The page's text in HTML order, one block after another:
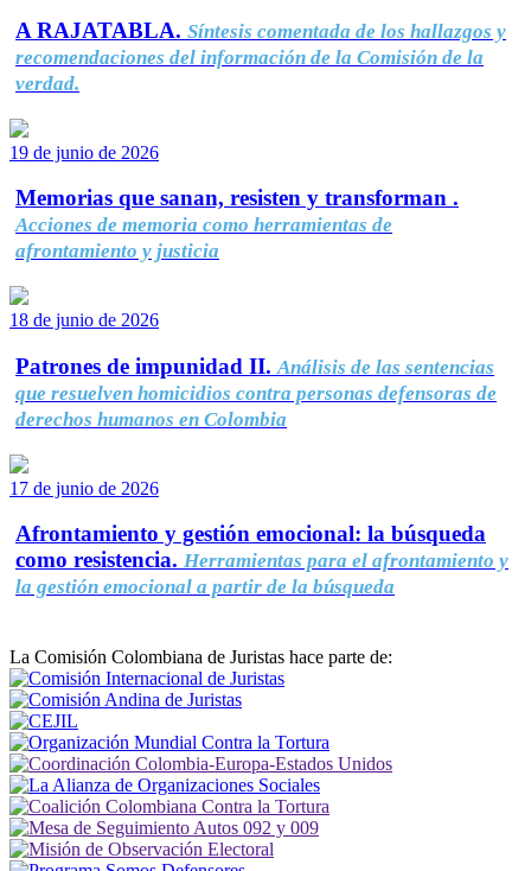
A RAJATABLA. Síntesis comentada de los hallazgos y
recomendaciones del información de la Comisión de la
verdad.
19 de junio de 2026
Memorias que sanan, resisten y transforman .
Acciones de memoria como herramientas de
afrontamiento y justicia
18 de junio de 2026
Patrones de impunidad II. Análisis de las sentencias
que resuelven homicidios contra personas defensoras de
derechos humanos en Colombia
17 de junio de 2026
Afrontamiento y gestión emocional: la búsqueda
como resistencia. Herramientas para el afrontamiento y
la gestión emocional a partir de la búsqueda
La Comisión Colombiana de Juristas hace parte de: